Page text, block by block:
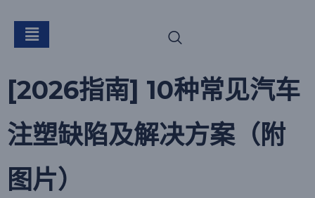
标签： 成型缺陷
[2026指南] 10种常见汽车
注塑缺陷及解决方案（附
图片）